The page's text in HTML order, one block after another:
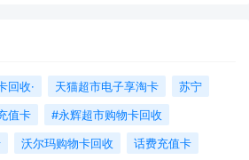
回收· 天猫超市电子享淘卡
苏宁
值卡
#永辉超市购物卡回收
沃尔玛购物卡回收
话费充值卡